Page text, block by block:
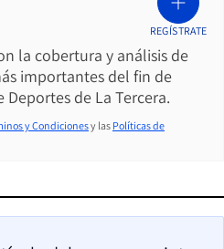
la cobertura y análisis de
importantes del fin de
de La Tercera.
REGÍSTRATE
y Condicionesy las Políticas de